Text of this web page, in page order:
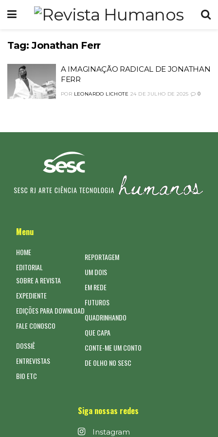
Tag:Jonathan Ferr
A IMAGINAÇÃO RADICAL DE JONATHAN
FERR
POR LEONARDO LICHOTE 24 DE JULHO DE 2025 0
Menu
HOME
EDITORIAL
SOBRE A REVISTA
EXPEDIENTE
EDIÇÕES PARA DOWNLOAD
FALE CONOSCO
DOSSIÊ
ENTREVISTAS
BIO ETC
REPORTAGEM
UM DOIS
EM REDE
FUTUROS
QUADRINHANDO
QUE CAPA
CONTE-ME UM CONTO
DE OLHO NO SESC
Siga nossas redes
Instagram